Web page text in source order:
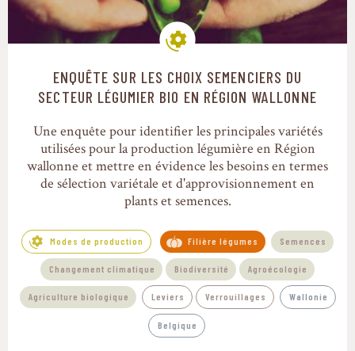
Modes de production
ENQUÊTE SUR LES CHOIX SEMENCIERS DU
SECTEUR LÉGUMIER BIO EN RÉGION WALLONNE
Une enquête pour identifier les principales variétés
utilisées pour la production légumière en Région
wallonne et mettre en évidence les besoins en termes
de sélection variétale et d'approvisionnement en
plants et semences.
Modes de production Filière légumes Semences
Changement climatique Biodiversité Agroécologie
Agriculture biologique Leviers Verrouillages Wallonie
Belgique